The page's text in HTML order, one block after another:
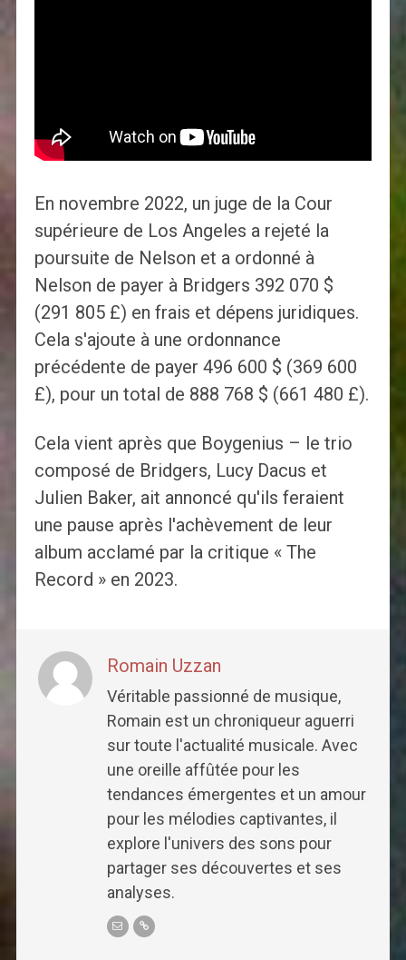
En novembre 2022, un juge de la Cour
supérieure de Los Angeles a rejeté la
poursuite de Nelson et a ordonné à
Nelson de payer à Bridgers 392 070 $
(291 805 £) en frais et dépens juridiques.
Cela s'ajoute à une ordonnance
précédente de payer 496 600 $ (369 600
£), pour un total de 888 768 $ (661 480 £).
Cela vient après que Boygenius – le trio
composé de Bridgers, Lucy Dacus et
Julien Baker, ait annoncé qu'ils feraient
une pause après l'achèvement de leur
album acclamé par la critique « The
Record » en 2023.
Romain Uzzan
Véritable passionné de musique,
Romain est un chroniqueur aguerri
sur toute l'actualité musicale. Avec
une oreille affûtée pour les
tendances émergentes et un amour
pour les mélodies captivantes, il
explore l'univers des sons pour
partager ses découvertes et ses
analyses.